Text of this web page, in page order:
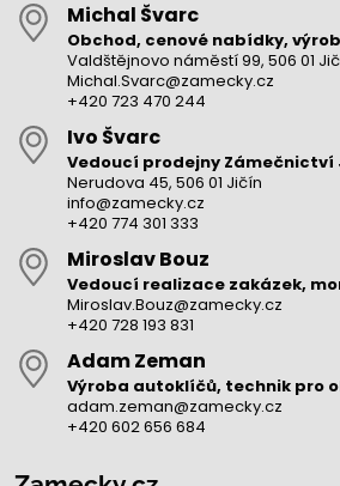
Michal Švarc
Obchod, cenové nabídky,
Valdštějnovo náměstí 99, 506 01
Michal.Svarc@zamecky.cz
+420 723 470 244
Ivo Švarc
Vedoucí prodejny Zámečnictví
Nerudova 45, 506 01 Jičín
info@zamecky.cz
+420 774 301 333
Miroslav Bouz
Vedoucí realizace zakázek,
Miroslav.Bouz@zamecky.cz
+420 728 193 831
Adam Zeman
Výroba autoklíčů, technik pro
adam.zeman@zamecky.cz
+420 602 656 684